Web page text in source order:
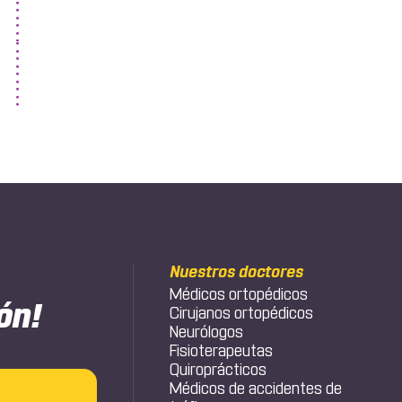
Nuestros doctores
Médicos ortopédicos
Cirujanos ortopédicos
Neurólogos
Fisioterapeutas
Quiroprácticos
Médicos de accidentes de